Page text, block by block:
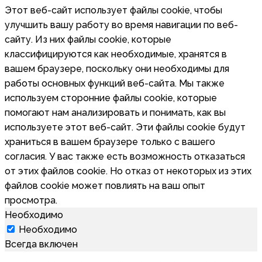
Этот веб-сайт использует файлы cookie, чтобы
улучшить вашу работу во время навигации по веб-
сайту. Из них файлы cookie, которые
классифицируются как необходимые, хранятся в
вашем браузере, поскольку они необходимы для
работы основных функций веб-сайта. Мы также
используем сторонние файлы cookie, которые
помогают нам анализировать и понимать, как вы
используете этот веб-сайт. Эти файлы cookie будут
храниться в вашем браузере только с вашего
согласия. У вас также есть возможность отказаться
от этих файлов cookie. Но отказ от некоторых из этих
файлов cookie может повлиять на ваш опыт
просмотра.
Необходимо
Необходимо
Всегда включен